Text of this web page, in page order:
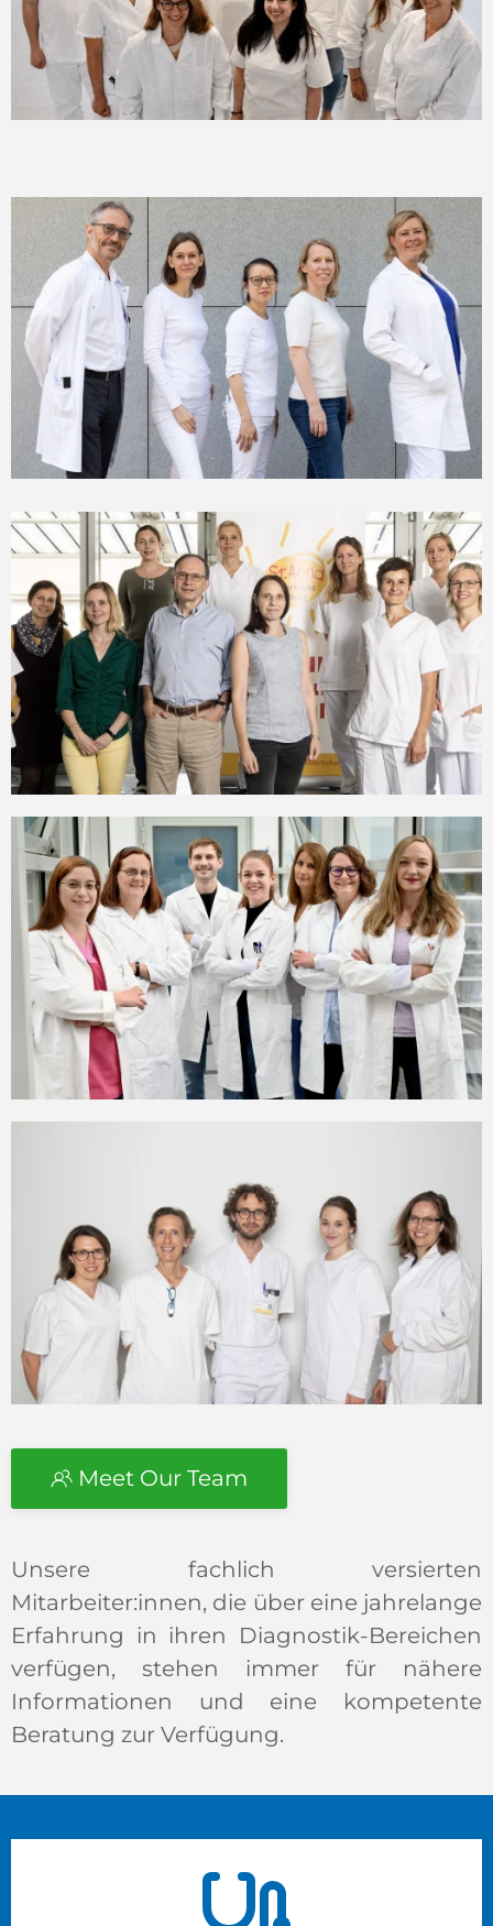
Meet Our Team
Unsere fachlich versierten
Mitarbeiter:innen, die über eine jahrelange
Erfahrung in ihren Diagnostik-Bereichen
verfügen, stehen immer für nähere
Informationen und eine kompetente
Beratung zur Verfügung.